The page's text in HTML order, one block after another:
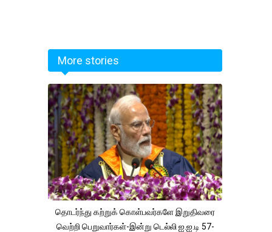
More stories
தொடர்ந்து கற்றுக் கொள்பவர்களே இறுதிவரை
வெற்றி பெறுவார்கள்-இன்று டெல்லி ஐ.ஐ.டி 57-